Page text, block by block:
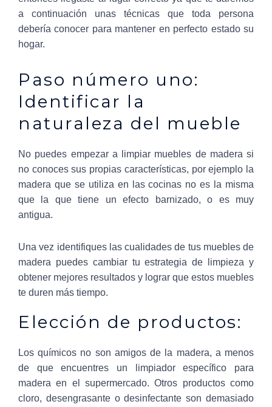
a continuación unas técnicas que toda persona
debería conocer para mantener en perfecto estado su
hogar.
Paso número uno:
Identificar la
naturaleza del mueble
No puedes empezar a limpiar muebles de madera si
no conoces sus propias características, por ejemplo la
madera que se utiliza en las cocinas no es la misma
que la que tiene un efecto barnizado, o es muy
antigua.
Una vez identifiques las cualidades de tus muebles de
madera puedes cambiar tu estrategia de limpieza y
obtener mejores resultados y lograr que estos muebles
te duren más tiempo.
Elección de productos:
Los químicos no son amigos de la madera, a menos
de que encuentres un limpiador específico para
madera en el supermercado. Otros productos como
cloro, desengrasante o desinfectante son demasiado